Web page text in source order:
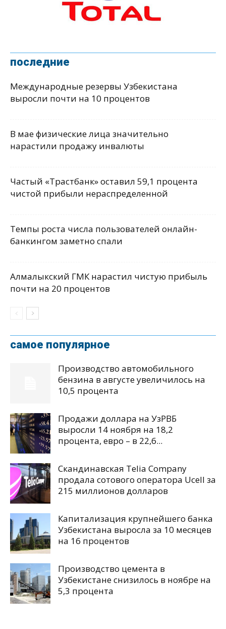
последние
Международные резервы Узбекистана
выросли почти на 10 процентов
В мае физические лица значительно
нарастили продажу инвалюты
Частый «Трастбанк» оставил 59,1 процента
чистой прибыли нераспределенной
Темпы роста числа пользователей онлайн-
банкингом заметно спали
Алмалыкский ГМК нарастил чистую прибыль
почти на 20 процентов
самое популярное
Производство автомобильного
бензина в августе увеличилось на
10,5 процента
Продажи доллара на УзРВБ
выросли 14 ноября на 18,2
процента, евро – в 22,6...
Скандинавская Telia Company
продала сотового оператора Ucell за
215 миллионов долларов
Капитализация крупнейшего банка
Узбекистана выросла за 10 месяцев
на 16 процентов
Производство цемента в
Узбекистане снизилось в ноябре на
5,3 процента